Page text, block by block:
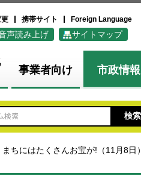
携帯サイト Foreign Language
声読み上げ サイトマップ
事業者向け 市政情報
ちにはたくさんお宝が!（11月8日）